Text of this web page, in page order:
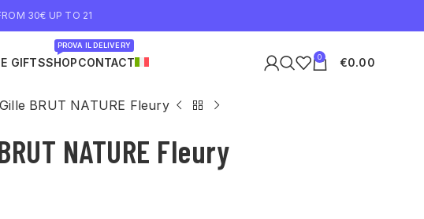
30€ UP TO 21
GIFTSSHOP
PROVA IL DELIVERY
CONTACT 0 €0.00
BRUT NATURE Fleury
NATURE Fleury